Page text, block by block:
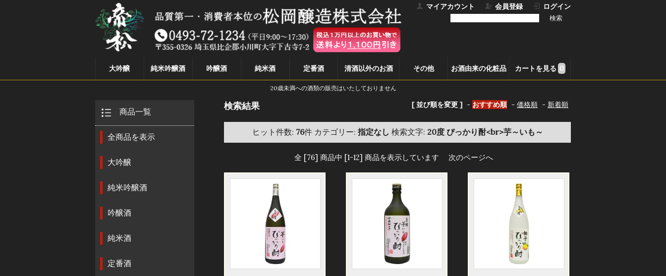
マイアカウント 会員登録 ログイン
大吟醸 純米吟醸酒 吟醸酒 純米酒 定番酒 清酒以外のお酒 その他 お酒由来の化粧品 カートを見る 0
20歳未満への酒類の販売はいたしておりません
[ 並び順を変更 ] - おすすめ順 - 価格順 - 新着順
検索結果
ヒット件数: 76件 カテゴリー: 指定なし 検索文字: 20度 ぴっかり酎<br>芋～いも～
全 [76] 商品中 [1-12] 商品を表示しています 次のページへ
商品一覧
全商品を表示
大吟醸
純米吟醸酒
吟醸酒
純米酒
定番酒